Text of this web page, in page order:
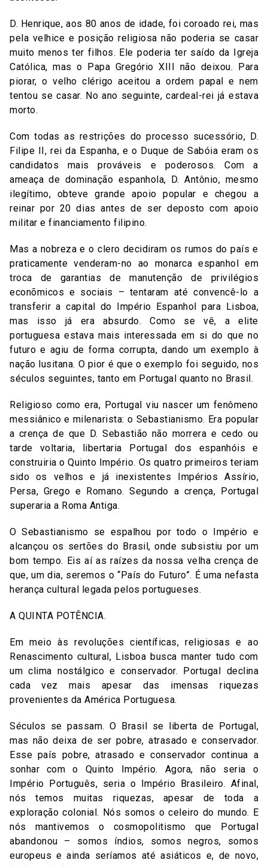
D. Henrique, aos 80 anos de idade, foi coroado rei, mas
pela velhice e posição religiosa não poderia se casar
muito menos ter filhos. Ele poderia ter saído da Igreja
Católica, mas o Papa Gregório XIII não deixou. Para
piorar, o velho clérigo aceitou a ordem papal e nem
tentou se casar. No ano seguinte, cardeal-rei já estava
morto.
Com todas as restrições do processo sucessório, D.
Filipe II, rei da Espanha, e o Duque de Sabóia eram os
candidatos mais prováveis e poderosos. Com a
ameaça de dominação espanhola, D. Antônio, mesmo
ilegítimo, obteve grande apoio popular e chegou a
reinar por 20 dias antes de ser deposto com apoio
militar e financiamento filipino.
Mas a nobreza e o clero decidiram os rumos do país e
praticamente venderam-no ao monarca espanhol em
troca de garantias de manutenção de privilégios
econõmicos e sociais – tentaram até convencê-lo a
transferir a capital do Império Espanhol para Lisboa,
mas isso já era absurdo. Como se vê, a elite
portuguesa estava mais interessada em si do que no
futuro e agiu de forma corrupta, dando um exemplo à
nação lusitana. O pior é que o exemplo foi seguido, nos
séculos seguintes, tanto em Portugal quanto no Brasil.
Religioso como era, Portugal viu nascer um fenômeno
messiânico e milenarista: o Sebastianismo. Era popular
a crença de que D. Sebastião não morrera e cedo ou
tarde voltaria, libertaria Portugal dos espanhóis e
construiria o Quinto Império. Os quatro primeiros teriam
sido os velhos e já inexistentes Impérios Assírio,
Persa, Grego e Romano. Segundo a crença, Portugal
superaria a Roma Antiga.
O Sebastianismo se espalhou por todo o Império e
alcançou os sertões do Brasil, onde subsistiu por um
bom tempo. Eis aí as raízes da nossa velha crença de
que, um dia, seremos o “País do Futuro”. É uma nefasta
herança cultural legada pelos portugueses.
A QUINTA POTÊNCIA.
Em meio às revoluções científicas, religiosas e ao
Renascimento cultural, Lisboa busca manter tudo com
um clima nostálgico e conservador. Portugal declina
cada vez mais apesar das imensas riquezas
provenientes da América Portuguesa.
Séculos se passam. O Brasil se liberta de Portugal,
mas não deixa de ser pobre, atrasado e conservador.
Esse país pobre, atrasado e conservador continua a
sonhar com o Quinto Império. Agora, não seria o
Império Português, seria o Império Brasileiro. Afinal,
nós temos muitas riquezas, apesar de toda a
exploração colonial. Nós somos o celeiro do mundo. E
nós mantivemos o cosmopolitismo que Portugal
abandonou – somos índios, somos negros, somos
europeus e ainda seríamos até asiáticos e, de novo,